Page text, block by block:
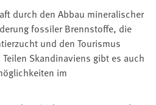
durch den Abbau mineralischer
fossiler Brennstoffe, die
und den Tourismus
Skandinaviens gibt es auch
im